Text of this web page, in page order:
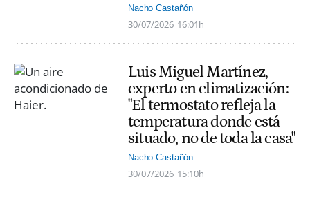
Nacho Castañón
30/07/2026 16:01h
Luis Miguel Martínez,
experto en climatización:
"El termostato refleja la
temperatura donde está
situado, no de toda la casa"
Nacho Castañón
30/07/2026 15:10h